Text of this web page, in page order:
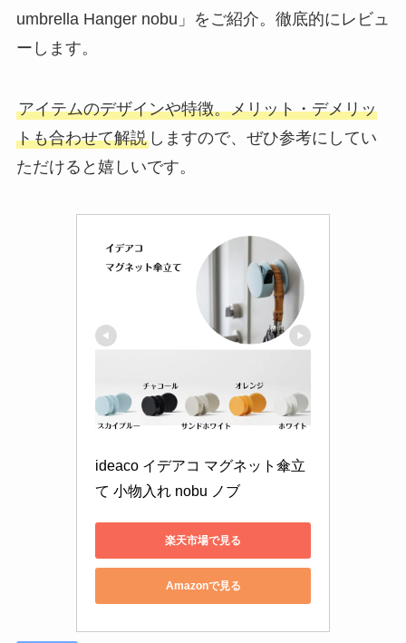
umbrella Hanger nobu」をご紹介。徹底的にレビュ
ーします。
アイテムのデザインや特徴。メリット・デメリッ
トも合わせて解説しますので、ぜひ参考にしてい
ただけると嬉しいです。
ideaco イデアコ マグネット傘立
て 小物入れ nobu ノブ
楽天市場で見る
Amazonで見る